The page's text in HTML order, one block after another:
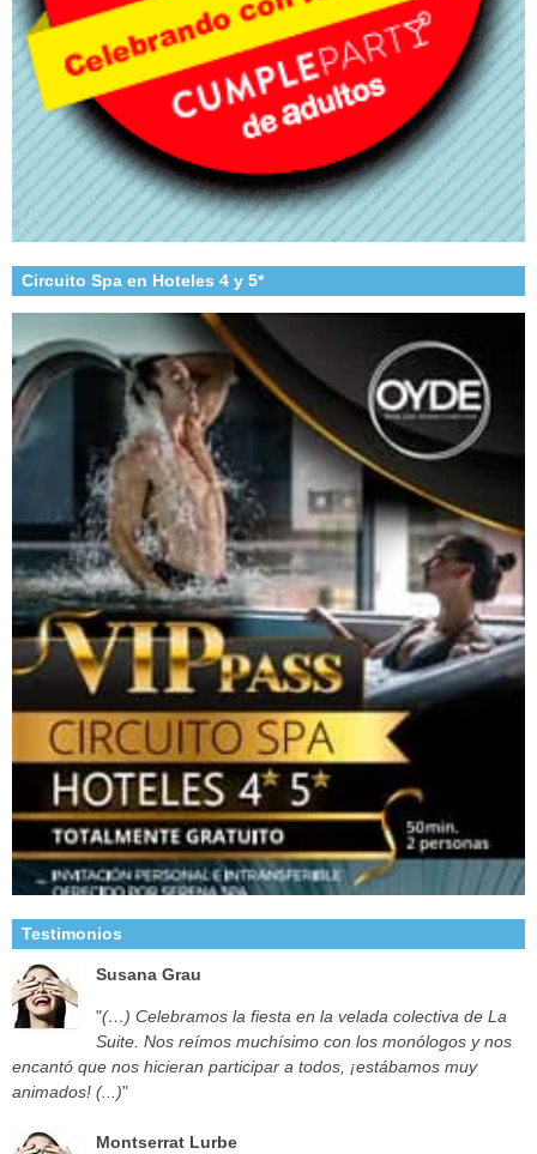
Circuito Spa en Hoteles 4 y 5*
Testimonios
Susana Grau
"(…) Celebramos la fiesta en la velada colectiva de La
Suite. Nos reímos muchísimo con los monólogos y nos
encantó que nos hicieran participar a todos, ¡estábamos muy
animados! (...)"
Montserrat Lurbe